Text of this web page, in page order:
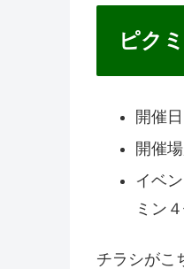
ピク
開催
開催
イベ
ミン
チラシがこ